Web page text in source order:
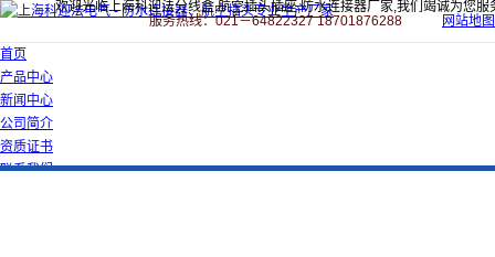
欢迎光临上海科迎法分线盒,航空插头插座,防水连接器厂家,我们竭诚为您服
服务热线：021－64822327 18701876288
网站地图
首页
产品中心
新闻中心
公司简介
资质证书
联系我们